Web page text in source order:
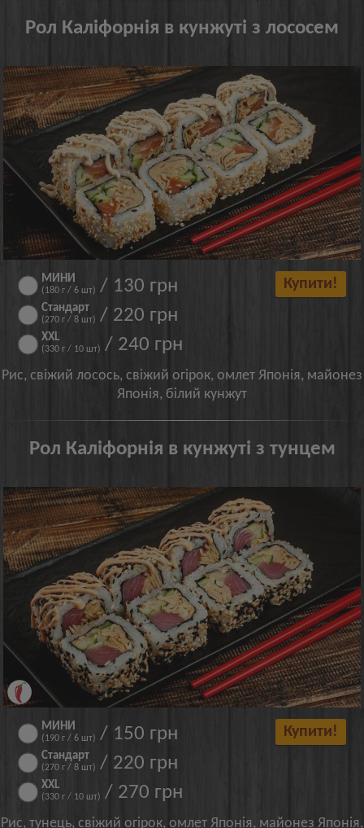
Рол Каліфорнія в кунжуті з лососем
МИНИ
(180 г / 6 шт) / 130 грн
Стандарт
(270 г / 8 шт) / 220 грн
XXL
(330 г / 10 шт) / 240 грн
Купити!
Рис, свіжий лосось, свіжий огірок, омлет Японія, майонез
Японія, білий кунжут
Рол Каліфорнія в кунжуті з тунцем
МИНИ
(190 г / 6 шт) / 150 грн
Стандарт
(270 г / 8 шт) / 220 грн
XXL
(330 г / 10 шт) / 270 грн
Купити!
Рис, тунець, свіжий огірок, омлет Японія, майонез Японія,